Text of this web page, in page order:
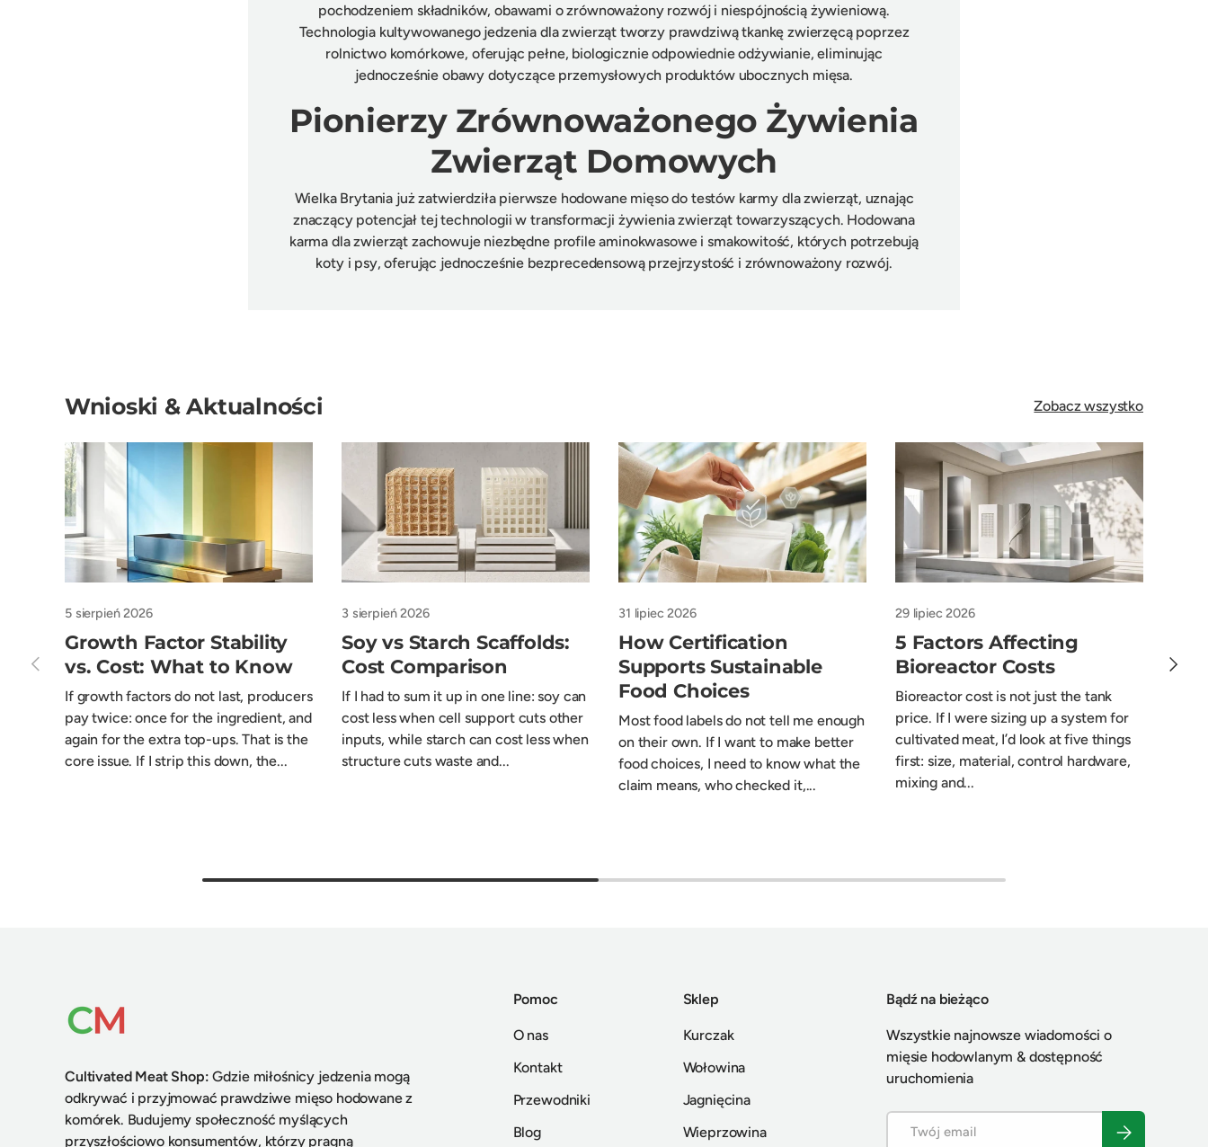
pochodzeniem składników, obawami o zrównoważony rozwój i niespójnością żywieniową.
Technologia kultywowanego jedzenia dla zwierząt tworzy prawdziwą tkankę zwierzęcą poprzez
rolnictwo komórkowe, oferując pełne, biologicznie odpowiednie odżywianie, eliminując
jednocześnie obawy dotyczące przemysłowych produktów ubocznych mięsa.
Pionierzy Zrównoważonego Żywienia
Zwierząt Domowych
Wielka Brytania już zatwierdziła pierwsze hodowane mięso do testów karmy dla zwierząt, uznając
znaczący potencjał tej technologii w transformacji żywienia zwierząt towarzyszących. Hodowana
karma dla zwierząt zachowuje niezbędne profile aminokwasowe i smakowitość, których potrzebują
koty i psy, oferując jednocześnie bezprecedensową przejrzystość i zrównoważony rozwój.
Wnioski & Aktualności Zobacz wszystko
Poprzedni
5 sierpień 2026
Growth Factor Stability
vs. Cost: What to Know
If growth factors do not last, producers
pay twice: once for the ingredient, and
again for the extra top-ups. That is the
core issue. If I strip this down, the...
3 sierpień 2026
Soy vs Starch Scaffolds:
Cost Comparison
If I had to sum it up in one line: soy can
cost less when cell support cuts other
inputs, while starch can cost less when
structure cuts waste and...
31 lipiec 2026
How Certification
Supports Sustainable
Food Choices
Most food labels do not tell me enough
on their own. If I want to make better
food choices, I need to know what the
claim means, who checked it,...
29 lipiec 2026
5 Factors Affecting
Bioreactor Costs
Bioreactor cost is not just the tank
price. If I were sizing up a system for
cultivated meat, I’d look at five things
first: size, material, control hardware,
mixing and...
Cultivated Meat Shop: Gdzie miłośnicy jedzenia mogą
odkrywać i przyjmować prawdziwe mięso hodowane z
komórek. Budujemy społeczność myślących
przyszłościowo konsumentów, którzy pragną
Pomoc
O nas
Kontakt
Przewodniki
Blog
Sklep
Kurczak
Wołowina
Jagnięcina
Wieprzowina
Bądź na bieżąco
Wszystkie najnowsze wiadomości o
mięsie hodowlanym & dostępność
uruchomienia
Subskrybuj